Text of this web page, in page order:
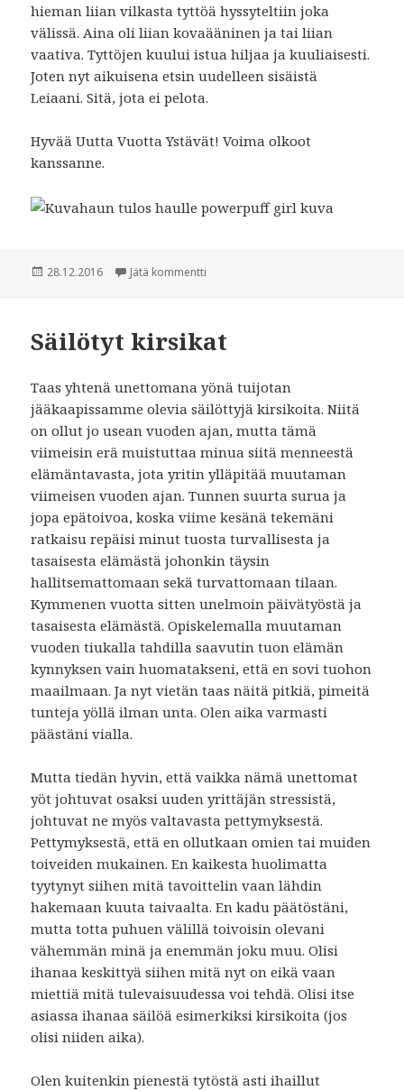
hieman liian vilkasta tyttöä hyssyteltiin joka
välissä. Aina oli liian kovaääninen ja tai liian
vaativa. Tyttöjen kuului istua hiljaa ja kuuliaisesti.
Joten nyt aikuisena etsin uudelleen sisäistä
Leiaani. Sitä, jota ei pelota.
Hyvää Uutta Vuotta Ystävät! Voima olkoot
kanssanne.
Julkaistu
28.12.2016 Jätä kommentti
Säilötyt kirsikat
Taas yhtenä unettomana yönä tuijotan
jääkaapissamme olevia säilöttyjä kirsikoita. Niitä
on ollut jo usean vuoden ajan, mutta tämä
viimeisin erä muistuttaa minua siitä menneestä
elämäntavasta, jota yritin ylläpitää muutaman
viimeisen vuoden ajan. Tunnen suurta surua ja
jopa epätoivoa, koska viime kesänä tekemäni
ratkaisu repäisi minut tuosta turvallisesta ja
tasaisesta elämästä johonkin täysin
hallitsemattomaan sekä turvattomaan tilaan.
Kymmenen vuotta sitten unelmoin päivätyöstä ja
tasaisesta elämästä. Opiskelemalla muutaman
vuoden tiukalla tahdilla saavutin tuon elämän
kynnyksen vain huomatakseni, että en sovi tuohon
maailmaan. Ja nyt vietän taas näitä pitkiä, pimeitä
tunteja yöllä ilman unta. Olen aika varmasti
päästäni vialla.
Mutta tiedän hyvin, että vaikka nämä unettomat
yöt johtuvat osaksi uuden yrittäjän stressistä,
johtuvat ne myös valtavasta pettymyksestä.
Pettymyksestä, että en ollutkaan omien tai muiden
toiveiden mukainen. En kaikesta huolimatta
tyytynyt siihen mitä tavoittelin vaan lähdin
hakemaan kuuta taivaalta. En kadu päätöstäni,
mutta totta puhuen välillä toivoisin olevani
vähemmän minä ja enemmän joku muu. Olisi
ihanaa keskittyä siihen mitä nyt on eikä vaan
miettiä mitä tulevaisuudessa voi tehdä. Olisi itse
asiassa ihanaa säilöä esimerkiksi kirsikoita (jos
olisi niiden aika).
Olen kuitenkin pienestä tytöstä asti ihaillut